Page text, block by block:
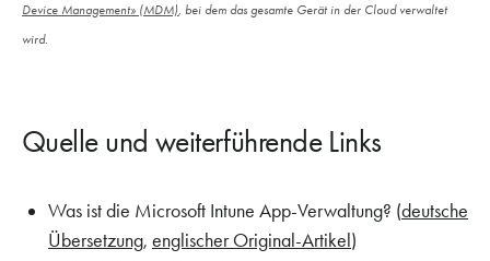
Device Management» (MDM), bei dem das gesamte Gerät in der Cloud verwaltet
wird.
Quelle und weiterführende Links
Was ist die Microsoft Intune App-Verwaltung? (deutsche
Übersetzung, englischer Original-Artikel)